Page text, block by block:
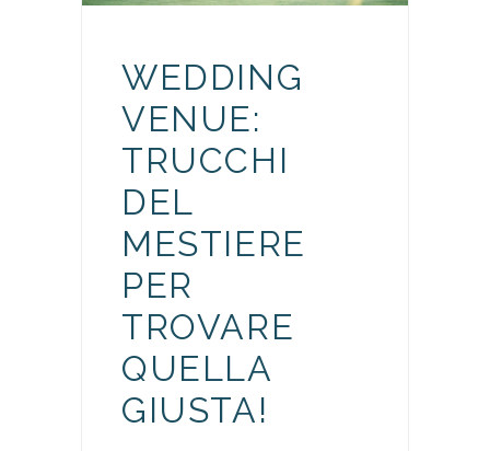
WEDDING
VENUE:
TRUCCHI
DEL
MESTIERE
PER
TROVARE
QUELLA
GIUSTA!